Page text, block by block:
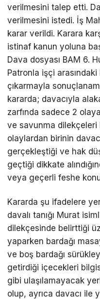
verilmesini talep etti.
verilmesini istedi. İş
karar verildi. Karara
istinaf kanun yoluna
Dava dosyası BAM 6.
Patronla işçi
çıkarmayla
kararda; davacıyla
zarfında sadece 2
ve savunma dilekçeleri
olaylardan birinin
gerçekleştiği ve hak
geçtiği dikkate
veya geçerli feshe
Kararda şu ifadelere
davalı tanığı Murat
dilekçesinde belirttiği
yaparken bardağı
ve boş bardağı
getirdiği içecekleri
gibi ulaşılamayacak
olup, ayrıca davacı ile